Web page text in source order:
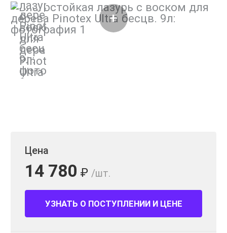
Цена
14 780 ₽ /шт.
УЗНАТЬ О ПОСТУПЛЕНИИ И ЦЕНЕ